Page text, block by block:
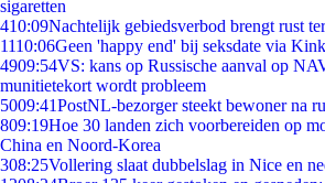
sigaretten
410:09Nachtelijk gebiedsverbod brengt rust
1110:06Geen 'happy end' bij seksdate via
4909:54VS: kans op Russische aanval op
munitietekort wordt probleem
5009:41PostNL-bezorger steekt bewoner na
809:19Hoe 30 landen zich voorbereiden op
China en Noord-Korea
308:25Vollering slaat dubbelslag in Nice en